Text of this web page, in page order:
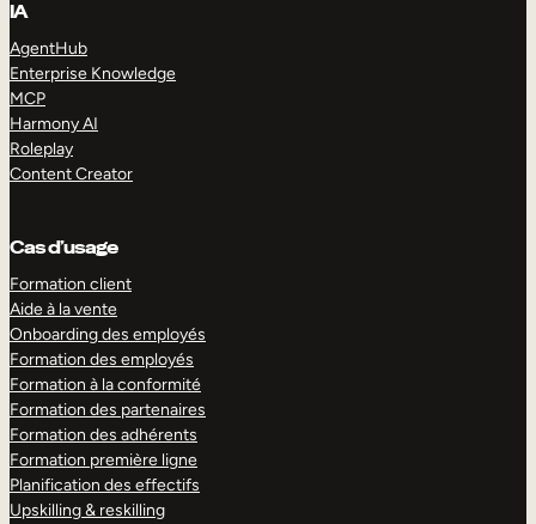
IA
AgentHub
Enterprise Knowledge
MCP
Harmony AI
Roleplay
Content Creator
Cas d’usage
Formation client
Aide à la vente
Onboarding des employés
Formation des employés
Formation à la conformité
Formation des partenaires
Formation des adhérents
Formation première ligne
Planification des effectifs
Upskilling & reskilling